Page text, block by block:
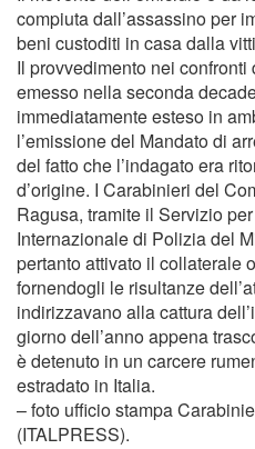
compiuta dall’assassino per
beni custoditi in casa dalla
Il provvedimento nei
emesso nella seconda
immediatamente esteso in
l’emissione del Mandato di
del fatto che l’indagato era
d’origine. I Carabinieri del
Ragusa, tramite il Servizio
Internazionale di Polizia del
pertanto attivato il collaterale
fornendogli le risultanze
indirizzavano alla cattura
giorno dell’anno appena
è detenuto in un carcere
estradato in Italia.
– foto ufficio stampa
(ITALPRESS).